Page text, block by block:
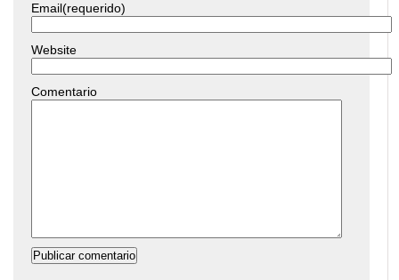
Email(requerido)
Website
Comentario